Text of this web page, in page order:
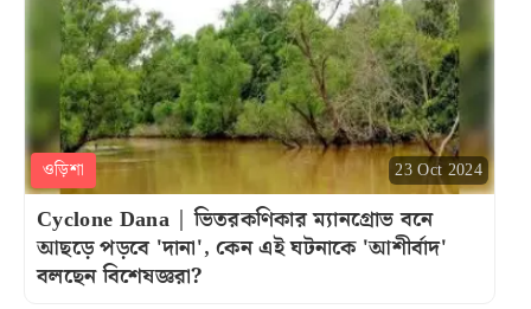
ওড়িশা 23 Oct 2024
Cyclone Dana | ভিতরকণিকার ম্যানগ্রোভ বনে
আছড়ে পড়বে 'দানা', কেন এই ঘটনাকে 'আশীর্বাদ'
বলছেন বিশেষজ্ঞরা?